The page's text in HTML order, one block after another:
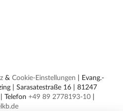
& Cookie-Einstellungen | Evang.-
| Sarasatestraße 16 | 81247
Telefon +49 89 2778193-10